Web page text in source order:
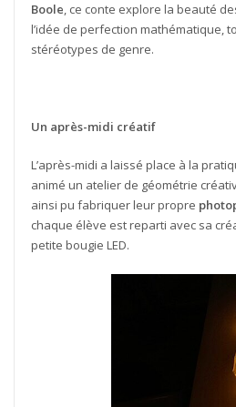
Boole, ce conte explore la beauté
l’idée de perfection mathématique,
stéréotypes de genre.
Un après-midi créatif
L’après-midi a laissé place à la
animé un atelier de géométrie
ainsi pu fabriquer leur propre
chaque élève est reparti avec sa
petite bougie LED.